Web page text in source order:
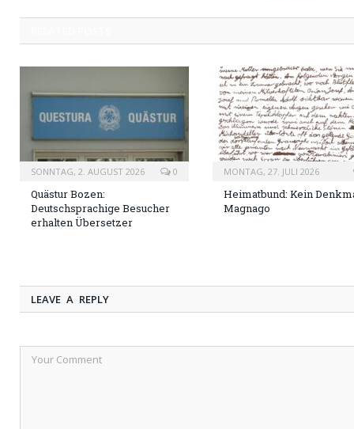
SONNTAG, 2. AUGUST 2026 0
Quästur Bozen:
Deutschsprachige Besucher
erhalten Übersetzer
MONTAG, 27. JULI 2026
Heimatbund: Kein
Magnago
LEAVE A REPLY